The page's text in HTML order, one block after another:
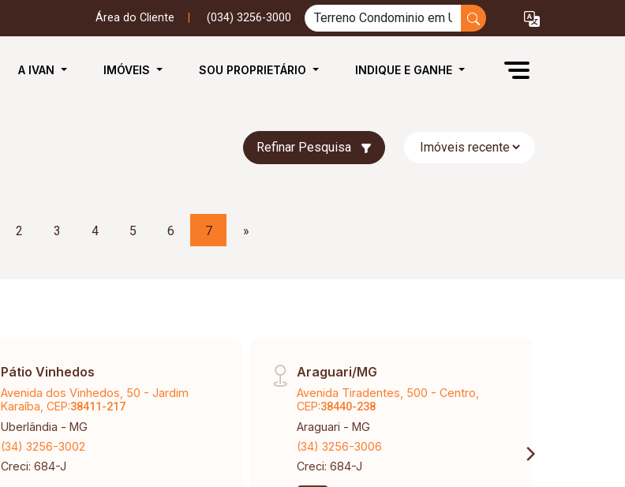
Área do Cliente (034) 3256-3000
A IVAN IMÓVEIS SOU PROPRIETÁRIO INDIQUE E GANHE
Refinar Pesquisa
2 3 4 5 6 7 »
Pátio Vinhedos
Avenida dos Vinhedos, 50 - Jardim
Karaíba, CEP:38411-217
Uberlândia - MG
(34) 3256-3002
Creci: 684-J
Araguari/MG
Avenida Tiradentes, 500 - Centro,
CEP:38440-238
Araguari - MG
(34) 3256-3006
Creci: 684-J